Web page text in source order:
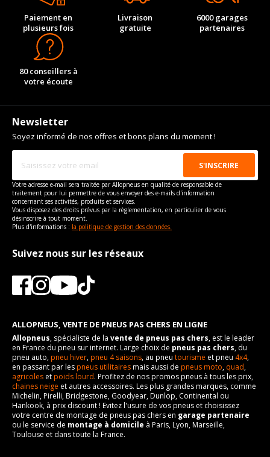
Paiement en
plusieurs fois
Livraison
gratuite
6000 garages
partenaires
80 conseillers à
votre écoute
Newsletter
Soyez informé de nos offres et bons plans du moment !
Votre adresse e-mail sera traitée par Allopneus en qualité de responsable de
traitement pour lui permettre de vous envoyer des e-mails d'information
concernant ses activités, produits et services.
Vous disposez des droits prévus par la règlementation, en particulier de vous
désinscrire à tout moment.
Plus d'informations : la politique de gestion des données.
Suivez nous sur les réseaux
ALLOPNEUS, VENTE DE PNEUS PAS CHERS EN LIGNE
Allopneus, spécialiste de la vente de pneus pas chers, est le leader
en France du pneu sur internet. Large choix de pneus pas chers, du
pneu auto,pneu hiver,pneu 4 saisons, au pneu tourisme et pneu 4x4,
en passant par lespneus utilitairesmais aussi de pneus moto, quad,
agricoles etpoids lourd. Profitez de nos promos pneus à tous les prix,
chaines neige et autres accessoires. Les plus grandes marques, comme
Michelin, Pirelli, Bridgestone, Goodyear, Dunlop, Continental ou
Hankook, à prix discount ! Evitez l'usure de vos pneus et choisissez
votre centre de montage de pneus pas chers en garage partenaire
ou le service de montage à domicile à Paris, Lyon, Marseille,
Toulouse et dans toute la France.